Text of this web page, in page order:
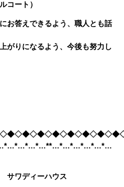
コート）
お答えできるよう、職人とも話
がりになるよう、今後も努力し
サワディーハウス